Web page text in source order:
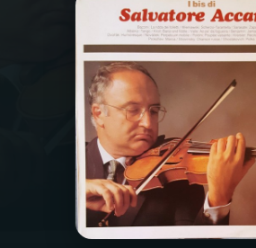
PROGRAMAS
PODCASTS
VIDEOCASTS
ÚLTIMAS